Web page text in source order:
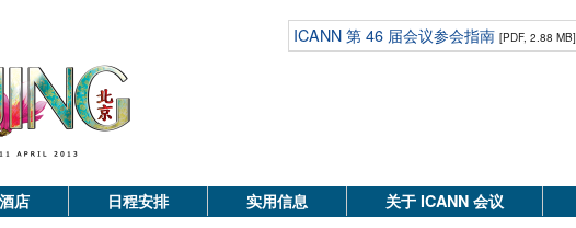
ICANN 第 46 届会议参会指南 [PDF, 2.88 MB]
店 日程安排 实用信息 关于 ICANN 会议